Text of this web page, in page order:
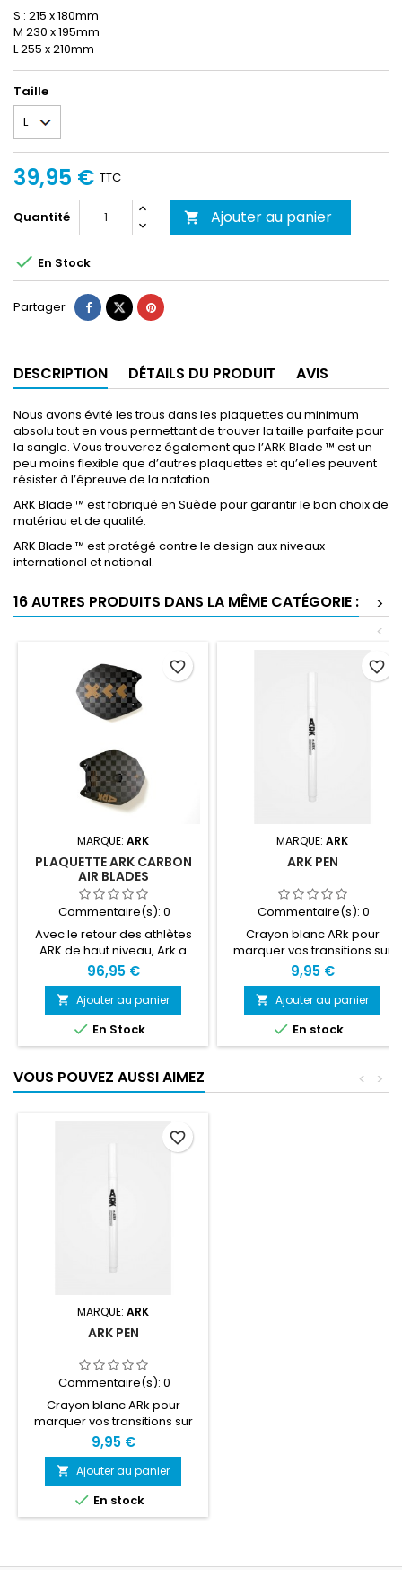
S : 215 x 180mm
M 230 x 195mm
L 255 x 210mm
Taille
39,95 € TTC
Quantité  Ajouter au panier
 En Stock
Partager
DESCRIPTION DÉTAILS DU PRODUIT AVIS
Nous avons évité les trous dans les plaquettes au minimum
absolu tout en vous permettant de trouver la taille parfaite pour
la sangle. Vous trouverez également que l’ARK Blade ™ est un
peu moins flexible que d’autres plaquettes et qu’elles peuvent
résister à l’épreuve de la natation.
ARK Blade ™ est fabriqué en Suède pour garantir le bon choix de
matériau et de qualité.
ARK Blade ™ est protégé contre le design aux niveaux
international et national.
16 AUTRES PRODUITS DANS LA MÊME CATÉGORIE :
>
<
MARQUE: ARK
PLAQUETTE ARK CARBON
AIR BLADES
Commentaire(s): 0
Avec le retour des athlètes
ARK de haut niveau, Ark a
produit une plaquette carbon
de haute qualité aux
performances incroyables.
Les Blades Carbons
apoortent une rigidité
optimale avec seulement
friction, une flottaison et un
poids faible. La fibre de
vive, permet la pénétration
dans l'eau avec le...
96,95 €
 Ajouter au panier
 En Stock
favorite_border
MARQUE: ARK
ARK PEN
Commentaire(s): 0
Crayon blanc ARk pour
marquer vos transitions sur
vos plaquettes.
9,95 €
 Ajouter au panier
 En stock
favorite_border
VOUS POUVEZ AUSSI AIMEZ >
<
MARQUE: ARK
ARK PEN
Commentaire(s): 0
Crayon blanc ARk pour
marquer vos transitions sur
vos plaquettes.
9,95 €
 Ajouter au panier
 En stock
favorite_border